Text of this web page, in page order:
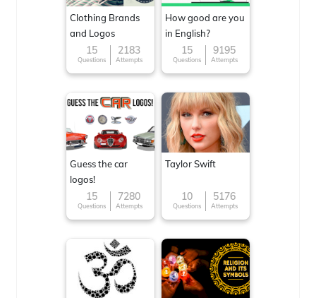
Clothing Brands
and Logos
15
Questions
2183
Attempts
How good are you
in English?
15
Questions
9195
Attempts
Guess the car
logos!
15
Questions
7280
Attempts
Taylor Swift
10
Questions
5176
Attempts